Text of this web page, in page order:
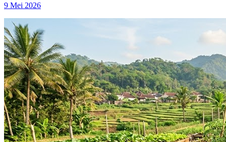
9 Mei 2026